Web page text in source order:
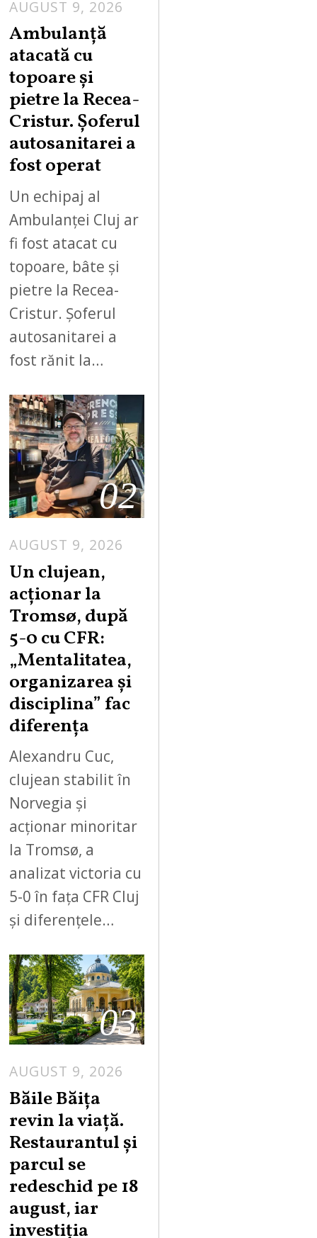
AUGUST 9, 2026
Ambulanță
atacată cu
topoare și
pietre la Recea-
Cristur. Șoferul
autosanitarei a
fost operat
Un echipaj al
Ambulanței Cluj ar
fi fost atacat cu
topoare, bâte și
pietre la Recea-
Cristur. Șoferul
autosanitarei a
fost rănit la…
02
AUGUST 9, 2026
Un clujean,
acționar la
Tromsø, după
5-0 cu CFR:
„Mentalitatea,
organizarea și
disciplina” fac
diferența
Alexandru Cuc,
clujean stabilit în
Norvegia și
acționar minoritar
la Tromsø, a
analizat victoria cu
5-0 în fața CFR Cluj
și diferențele…
03
AUGUST 9, 2026
S
9
Băile Băița
revin la viață.
Restaurantul și
parcul se
redeschid pe 18
august, iar
investiția